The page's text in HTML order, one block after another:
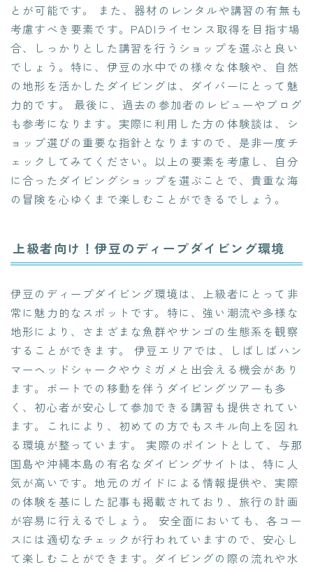
とが可能です。 また、器材のレンタルや講習の有無も
考慮すべき要素です。PADIライセンス取得を目指す場
合、しっかりとした講習を行うショップを選ぶと良い
でしょう。特に、伊豆の水中での様々な体験や、自然
の地形を活かしたダイビングは、ダイバーにとって魅
力的です。 最後に、過去の参加者のレビューやブログ
も参考になります。実際に利用した方の体験談は、シ
ョップ選びの重要な指針となりますので、是非一度チ
ェックしてみてください。以上の要素を考慮し、自分
に合ったダイビングショップを選ぶことで、貴重な海
の冒険を心ゆくまで楽しむことができるでしょう。
上級者向け！伊豆のディープダイビング環境
伊豆のディープダイビング環境は、上級者にとって非
常に魅力的なスポットです。特に、強い潮流や多様な
地形により、さまざまな魚群やサンゴの生態系を観察
することができます。 伊豆エリアでは、しばしばハン
マーヘッドシャークやウミガメと出会える機会があり
ます。ボートでの移動を伴うダイビングツアーも多
く、初心者が安心して参加できる講習も提供されてい
ます。これにより、初めての方でもスキル向上を図れ
る環境が整っています。 実際のポイントとして、与那
国島や沖縄本島の有名なダイビングサイトは、特に人
気が高いです。地元のガイドによる情報提供や、実際
の体験を基にした記事も掲載されており、旅行の計画
が容易に行えるでしょう。 安全面においても、各コー
スには適切なチェックが行われていますので、安心し
て楽しむことができます。ダイビングの際の流れや水